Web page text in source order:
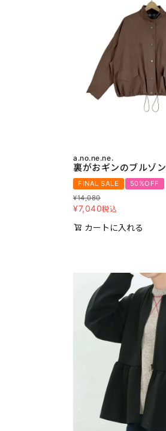
a.no.ne.ne.
裏がおギンのブルゾン
FINAL SALE
50%OFF
¥14,080
¥7,040税込
カートに入れる